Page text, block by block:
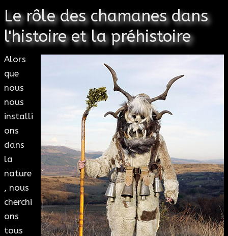
Le rôle des chamanes dans
l'histoire et la préhistoire
Alors
que
nous
nous
installi
ons
dans
la
nature
, nous
cherchi
ons
tous